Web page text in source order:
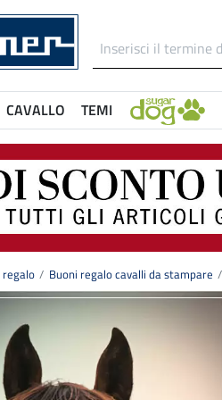
CAVALLO TEMI
regalo Buoni regalo cavalli da stampare